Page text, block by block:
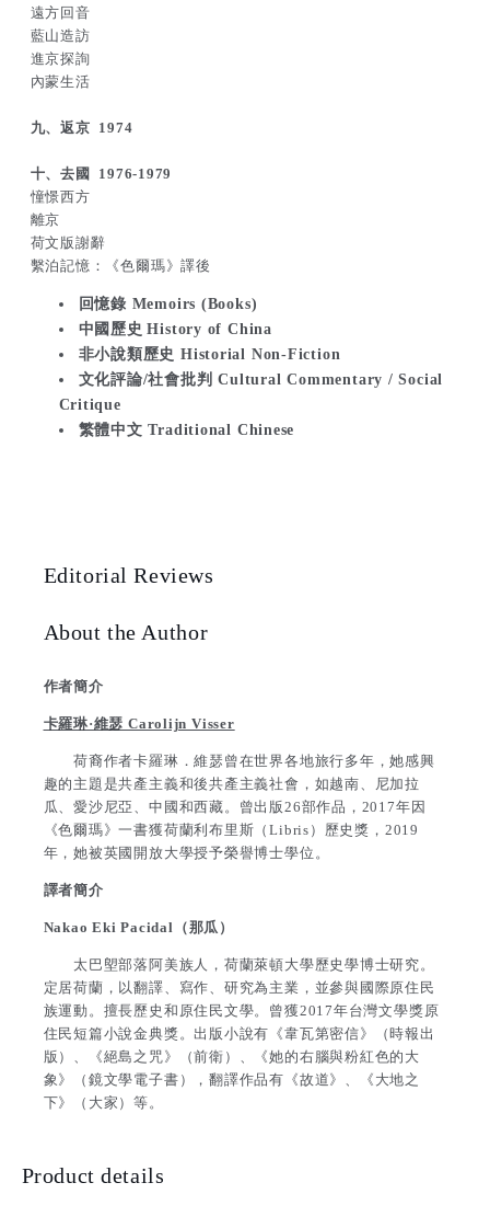
遠方回音
藍山造訪
進京探詢
內蒙生活
九、返京 1974
十、去國 1976-1979
憧憬西方
離京
荷文版謝辭
繫泊記憶：《色爾瑪》譯後
回憶錄 Memoirs (Books)
中國歷史 History of China
非小說類歷史 Historial Non-Fiction
文化評論/社會批判 Cultural Commentary / Social
Critique
繁體中文 Traditional Chinese
Editorial Reviews
About the Author
作者簡介
卡羅琳·維瑟 Carolijn Visser
荷裔作者卡羅琳．維瑟曾在世界各地旅行多年，她感興
趣的主題是共產主義和後共產主義社會，如越南、尼加拉
瓜、愛沙尼亞、中國和西藏。曾出版26部作品，2017年因
《色爾瑪》一書獲荷蘭利布里斯（Libris）歷史獎，2019
年，她被英國開放大學授予榮譽博士學位。
譯者簡介
Nakao Eki Pacidal（那瓜）
太巴塱部落阿美族人，荷蘭萊頓大學歷史學博士研究。
定居荷蘭，以翻譯、寫作、研究為主業，並參與國際原住民
族運動。擅長歷史和原住民文學。曾獲2017年台灣文學獎原
住民短篇小說金典獎。出版小說有《韋瓦第密信》（時報出
版）、《絕島之咒》（前衛）、《她的右腦與粉紅色的大
象》（鏡文學電子書），翻譯作品有《故道》、《大地之
下》（大家）等。
Product details